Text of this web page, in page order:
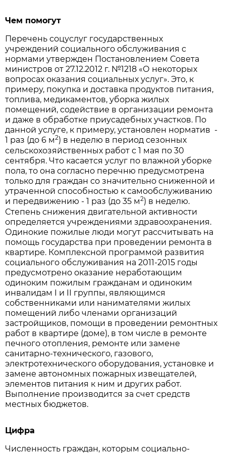
Чем помогут
Перечень соцуслуг государственных
учреждений социального обслуживания с
нормами утвержден Постановлением Совета
министров от 27.12.2012 г. №1218 «О некоторых
вопросах оказания социальных услуг». Это, к
примеру, покупка и доставка продуктов питания,
топлива, медикаментов, уборка жилых
помещений, содействие в организации ремонта
и даже в обработке приусадебных участков. По
данной услуге, к примеру, установлен норматив -
1 раз (до 6 м2) в неделю в период сезонных
сельскохозяйственных работ с 1 мая по 30
сентября. Что касается услуг по влажной уборке
пола, то она согласно перечню предусмотрена
только для граждан со значительно сниженной и
утраченной способностью к самообслуживанию
и передвижению - 1 раз (до 35 м2) в неделю.
Степень снижения двигательной активности
определяется учреждениями здравоохранения.
Одинокие пожилые люди могут рассчитывать на
помощь государства при проведении ремонта в
квартире. Комплексной программой развития
социального обслуживания на 2011-2015 годы
предусмотрено оказание неработающим
одиноким пожилым гражданам и одиноким
инвалидам I и II группы, являющимся
собственниками или нанимателями жилых
помещений либо членами организаций
застройщиков, помощи в проведении ремонтных
работ в квартире (доме), в том числе в ремонте
печного отопления, ремонте или замене
санитарно-технического, газового,
электротехнического оборудования, установке и
замене автономных пожарных извещателей,
элементов питания к ним и других работ.
Выполнение производится за счет средств
местных бюджетов.
Цифра
Численность граждан, которым социально-